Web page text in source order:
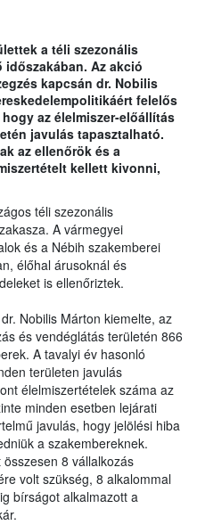
a téli szezonális
Az akció
kapcsán dr. Nobilis
felelős
az élelmiszer-előállítás
javulás tapasztalható.
az ellenőrök és a
kellett kivonni,
téli szezonális
A vármegyei
és a Nébih szakemberei
élőhal árusoknál és
is ellenőriztek.
Nobilis Márton kiemelte, az
és vendéglátás területén 866
A tavalyi év hasonló
területen javulás
élelmiszertételek száma az
minden esetben lejárati
javulás, hogy jelölési hiba
a szakembereknek.
8 vállalkozás
volt szükség, 8 alkalommal
bírságot alkalmazott a